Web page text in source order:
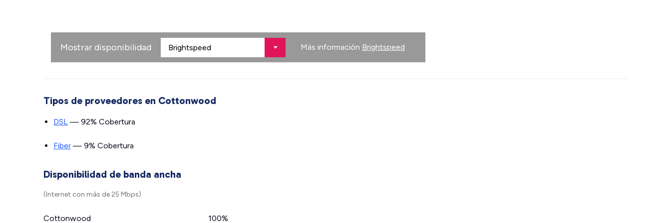
Mostrar disponibilidad Más información Brightspeed
Tipos de proveedores en Cottonwood
DSL — 92% Cobertura
Fiber — 9% Cobertura
Disponibilidad de banda ancha
(Internet con más de 25 Mbps)
Cottonwood 100%